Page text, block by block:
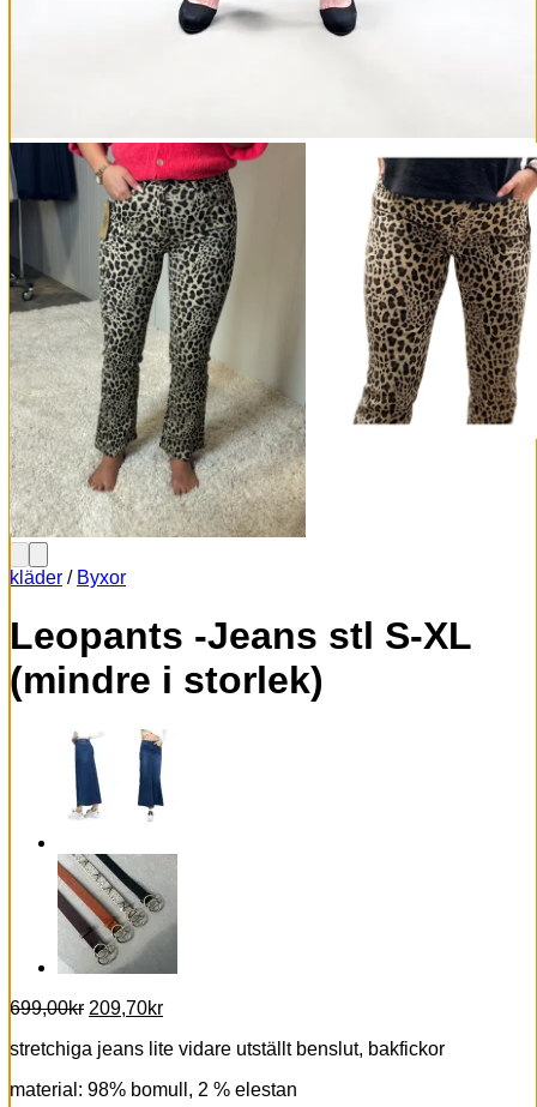
kläder / Byxor
Leopants -Jeans stl S-XL
(mindre i storlek)
699,00kr Det
priset
699,00kr.
209,70krDet
priset
209,70kr.
stretchiga jeans lite vidare utställt benslut, bakfickor
material: 98% bomull, 2 % elestan